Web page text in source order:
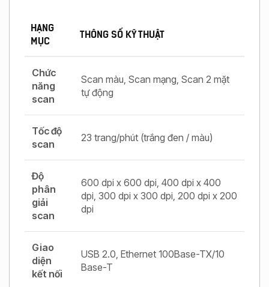
HẠNG
MỤC
THÔNG SỐ KỸ THUẬT
Chức
năng
scan
Scan màu, Scan mạng, Scan 2 mặt
tự động
Tốc độ
scan
23 trang/phút (trắng đen / màu)
Độ
phân
giải
scan
600 dpi x 600 dpi, 400 dpi x 400
dpi, 300 dpi x 300 dpi, 200 dpi x 200
dpi
Giao
diện
kết nối
USB 2.0, Ethernet 100Base-TX/10
Base-T